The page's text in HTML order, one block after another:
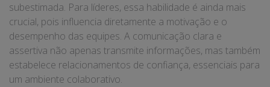
subestimada. Para líderes, essa habilidade é ainda mais
crucial, pois influencia diretamente a motivação e o
desempenho das equipes. A comunicação clara e
assertiva não apenas transmite informações, mas também
estabelece relacionamentos de confiança, essenciais para
um ambiente colaborativo.